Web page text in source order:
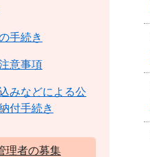
手続き
意事項
みなどによる公
付手続き
理者の募集